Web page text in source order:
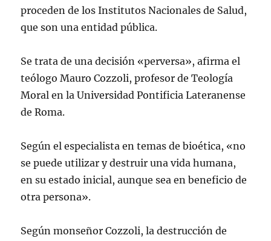
proceden de los Institutos Nacionales de Salud,
que son una entidad pública.
Se trata de una decisión «perversa», afirma el
teólogo Mauro Cozzoli, profesor de Teología
Moral en la Universidad Pontificia Lateranense
de Roma.
Según el especialista en temas de bioética, «no
se puede utilizar y destruir una vida humana,
en su estado inicial, aunque sea en beneficio de
otra persona».
Según monseñor Cozzoli, la destrucción de